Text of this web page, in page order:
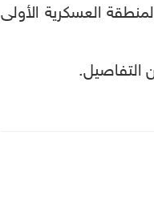
العسكرية الأولى
التفاصيل.